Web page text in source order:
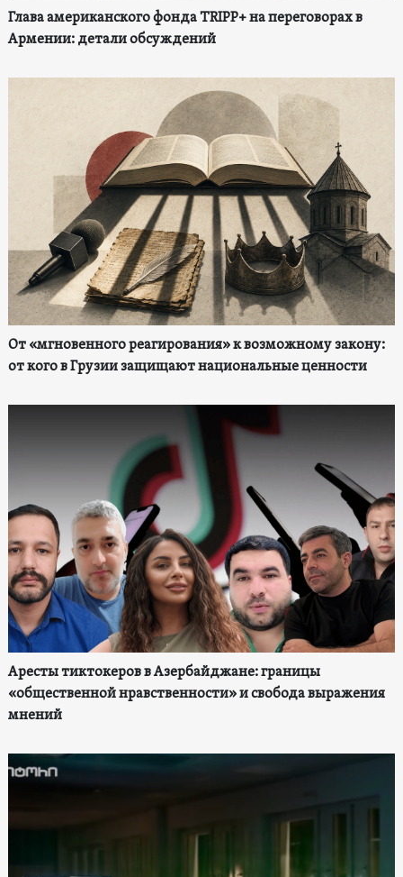
Глава американского фонда TRIPP+ на переговорах в
Армении: детали обсуждений
От «мгновенного реагирования» к возможному закону:
от кого в Грузии защищают национальные ценности
Аресты тиктокеров в Азербайджане: границы
«общественной нравственности» и свобода выражения
мнений